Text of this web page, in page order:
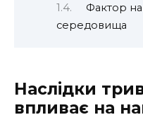
Фактор
середовища
Наслідки
впливає на